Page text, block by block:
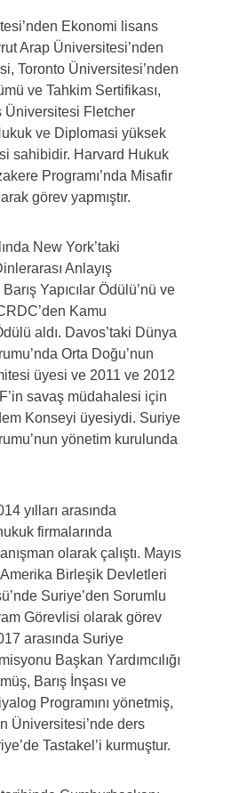
Ekonomi lisans
Arap Üniversitesi’nden
Toronto Üniversitesi’nden
ve Tahkim Sertifikası,
Üniversitesi Fletcher
ve Diplomasi yüksek
sahibidir. Harvard Hukuk
Programı’nda Misafir
görev yapmıştır.
New York’taki
Anlayış
Yapıcılar Ödülü’nü ve
Kamu
aldı. Davos’taki Dünya
Orta Doğu’nun
üyesi ve 2011 ve 2012
savaş müdahalesi için
Konseyi üyesiydi. Suriye
yönetim kurulunda
yılları arasında
firmalarında
olarak çalıştı. Mayıs
Amerika Birleşik Devletleri
Suriye’den Sorumlu
Görevlisi olarak görev
arasında Suriye
Başkan Yardımcılığı
Barış İnşası ve
Programını yönetmiş,
Üniversitesi’nde ders
Tastakel’i kurmuştur.